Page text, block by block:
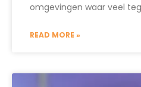
omgevingen waar veel
READ MORE »